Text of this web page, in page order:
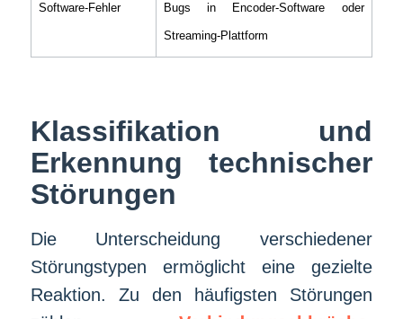
Software-Fehler Bugs in Encoder-Software oder
Streaming-Plattform
Klassifikation und
Erkennung technischer
Störungen
Die Unterscheidung verschiedener
Störungstypen ermöglicht eine gezielte
Reaktion. Zu den häufigsten Störungen